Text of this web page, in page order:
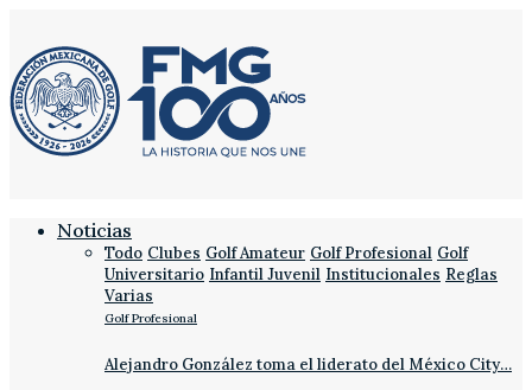
Noticias
Todo Clubes Golf Amateur Golf Profesional Golf
Universitario Infantil Juvenil Institucionales Reglas
Varias
Golf Profesional
Alejandro González toma el liderato del México City…